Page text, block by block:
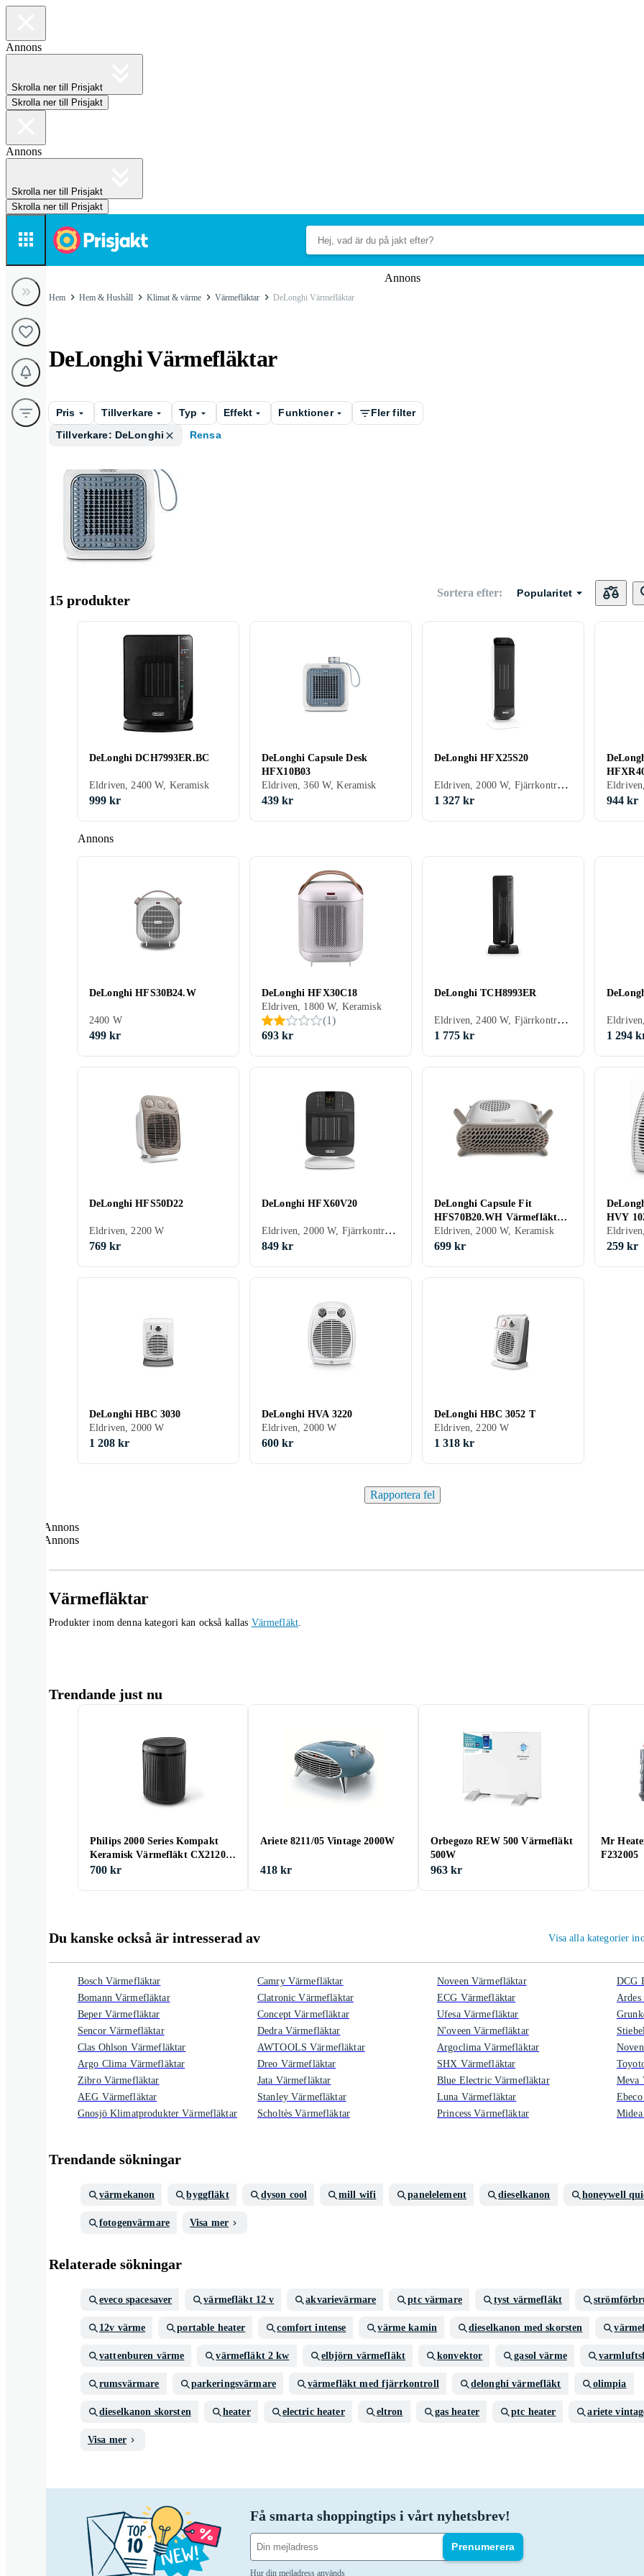
Annons
Skrolla ner till Prisjakt
Skrolla ner till Prisjakt
Annons
Skrolla ner till Prisjakt
Skrolla ner till Prisjakt
Annons
Hem Hem & Hushåll Klimat & värme Värmefläktar DeLonghi Värmefläktar
DeLonghi Värmefläktar
Pris Tillverkare Typ Effekt Funktioner
Fler filter
Tillverkare: DeLonghi
Rensa
Eldriven
15 produkter Sortera efter: Popularitet
Annons
DeLonghi DCH7993ER.BC
Eldriven, 2400 W, Keramisk
999 kr
DeLonghi Capsule Desk
HFX10B03
Eldriven, 360 W, Keramisk
439 kr
DeLonghi HFX25S20
Eldriven, 2000 W, Fjärrkontroll, Keramisk
1 327 kr
944 kr
DeLonghi HFS30B24.W
2400 W
499 kr
DeLonghi HFX30C18
Eldriven, 1800 W, Keramisk
(1)
693 kr
DeLonghi TCH8993ER
Eldriven, 2400 W, Fjärrkontroll, Keramisk
1 775 kr
1 294
DeLonghi HFS50D22
Eldriven, 2200 W
769 kr
DeLonghi HFX60V20
Eldriven, 2000 W, Fjärrkontroll, Keramisk
849 kr
DeLonghi Capsule Fit
HFS70B20.WH Värmefläkt
2000W
Eldriven, 2000 W, Keramisk
699 kr
HVY
259 kr
DeLonghi HBC 3030
Eldriven, 2000 W
1 208 kr
DeLonghi HVA 3220
Eldriven, 2000 W
600 kr
DeLonghi HBC 3052 T
Eldriven, 2200 W
1 318 kr
Rapportera fel
Annons
Annons
Värmefläktar
Produkter inom denna kategori kan också kallas Värmefläkt.
Trendande just nu
Philips 2000 Series Kompakt
Keramisk Värmefläkt CX2120
1500W
700 kr
Ariete 8211/05 Vintage 2000W
418 kr
Orbegozo REW 500 Värmefläkt
500W
963 kr
Mr
F232005
Du kanske också är intresserad av Visa alla kategorier
Bosch Värmefläktar
Bomann Värmefläktar
Beper Värmefläktar
Sencor Värmefläktar
Clas Ohlson Värmefläktar
Argo Clima Värmefläktar
Zibro Värmefläktar
AEG Värmefläktar
Gnosjö Klimatprodukter Värmefläktar
Camry Värmefläktar
Clatronic Värmefläktar
Concept Värmefläktar
Dedra Värmefläktar
AWTOOLS Värmefläktar
Dreo Värmefläktar
Jata Värmefläktar
Stanley Värmefläktar
Scholtès Värmefläktar
Noveen Värmefläktar
ECG Värmefläktar
Ufesa Värmefläktar
N'oveen Värmefläktar
Argoclima Värmefläktar
SHX Värmefläktar
Blue Electric Värmefläktar
Luna Värmefläktar
Princess Värmefläktar
DCG
Ardes
Meva
Trendande sökningar
värmekanon byggfläkt dyson cool mill wifi panelelement dieselkanon honeywell
fotogenvärmare Visa mer
Relaterade sökningar
eveco spacesaver värmefläkt 12 v akvarievärmare ptc värmare tyst värmefläkt
12v värme portable heater comfort intense värme kamin dieselkanon med skorsten
vattenburen värme värmefläkt 2 kw elbjörn värmefläkt konvektor gasol värme
rumsvärmare parkeringsvärmare värmefläkt med fjärrkontroll delonghi värmefläkt olimpia
dieselkanon skorsten heater electric heater eltron gas heater ptc heater ariete
Visa mer
Få smarta shoppingtips i vårt nyhetsbrev!
Prenumerera
Hur din mejladress används